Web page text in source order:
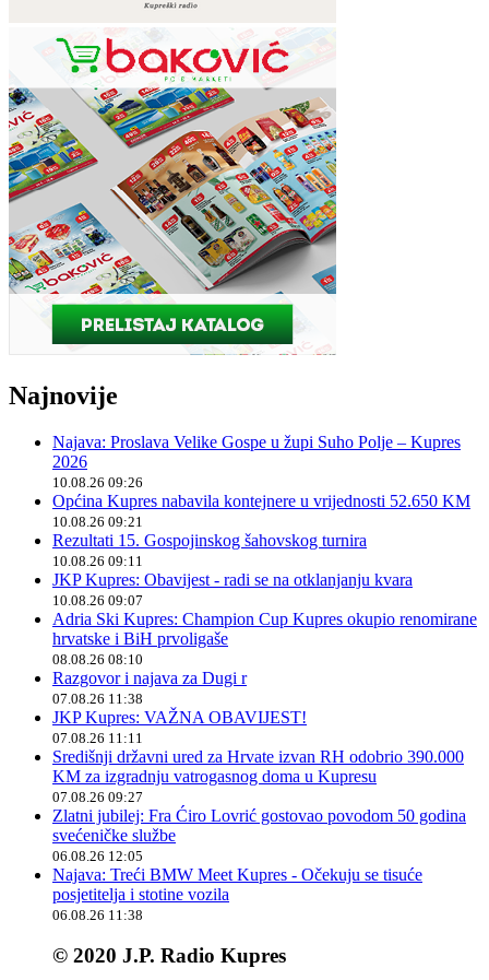
Najnovije
Najava: Proslava Velike Gospe u župi Suho Polje – Kupres
2026
10.08.26 09:26
Općina Kupres nabavila kontejnere u vrijednosti 52.650 KM
10.08.26 09:21
Rezultati 15. Gospojinskog šahovskog turnira
10.08.26 09:11
JKP Kupres: Obavijest - radi se na otklanjanju kvara
10.08.26 09:07
Adria Ski Kupres: Champion Cup Kupres okupio renomirane
hrvatske i BiH prvoligaše
08.08.26 08:10
Razgovor i najava za Dugi r
07.08.26 11:38
JKP Kupres: VAŽNA OBAVIJEST!
07.08.26 11:11
Središnji državni ured za Hrvate izvan RH odobrio 390.000
KM za izgradnju vatrogasnog doma u Kupresu
07.08.26 09:27
Zlatni jubilej: Fra Ćiro Lovrić gostovao povodom 50 godina
svećeničke službe
06.08.26 12:05
Najava: Treći BMW Meet Kupres - Očekuju se tisuće
posjetitelja i stotine vozila
06.08.26 11:38
© 2020 J.P. Radio Kupres